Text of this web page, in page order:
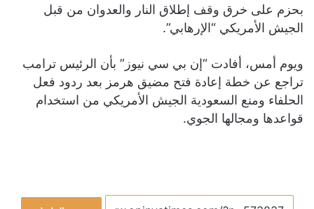
بحزم على خرق وقف إطلاق النار والعدوان من قبل
الجيش الأمريكي “الإرهابي”.
ويوم أمس، أفادت “إن بي سي نيوز” بأن الرئيس ترامب
تراجع عن خطة إعادة فتح مضيق هرمز بعد ردود فعل
الحلفاء ومنع السعودية الجيش الأمريكي من استخدام
قواعدها ومجالها الجوي.